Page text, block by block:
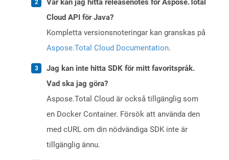
Var kan jag hitta releasenotes för Aspose.Total
Cloud API för Java?
Kompletta versionsnoteringar kan granskas på
Aspose.Total Cloud Documentation.
Jag kan inte hitta SDK för mitt favoritspråk.
Vad ska jag göra?
Aspose.Total Cloud är också tillgänglig som
en Docker Container. Försök att använda den
med cURL om din nödvändiga SDK inte är
tillgänglig ännu.